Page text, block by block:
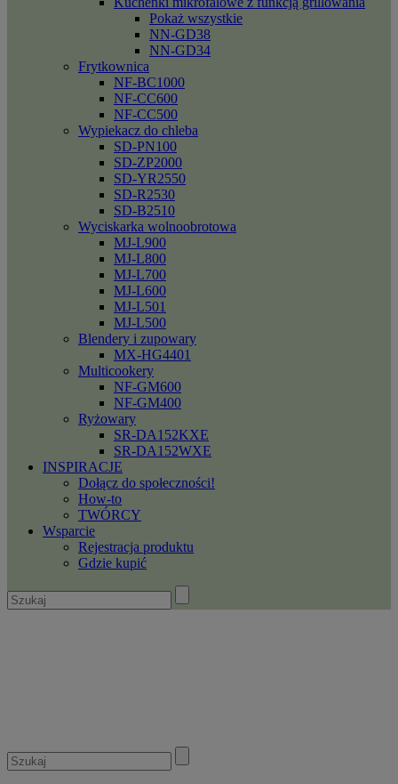
Pokaż wszystkie
NN-GD38
NN-GD34
Frytkownica
NF-BC1000
NF-CC600
NF-CC500
Wypiekacz do chleba
SD-PN100
SD-ZP2000
SD-YR2550
SD-R2530
SD-B2510
Wyciskarka wolnoobrotowa
MJ-L900
MJ-L800
MJ-L700
MJ-L600
MJ-L501
MJ-L500
Blendery i zupowary
MX-HG4401
Multicookery
NF-GM600
NF-GM400
Ryżowary
SR-DA152KXE
SR-DA152WXE
INSPIRACJE
Dołącz do społeczności!
How-to
TWÓRCY
Wsparcie
Rejestracja produktu
Gdzie kupić